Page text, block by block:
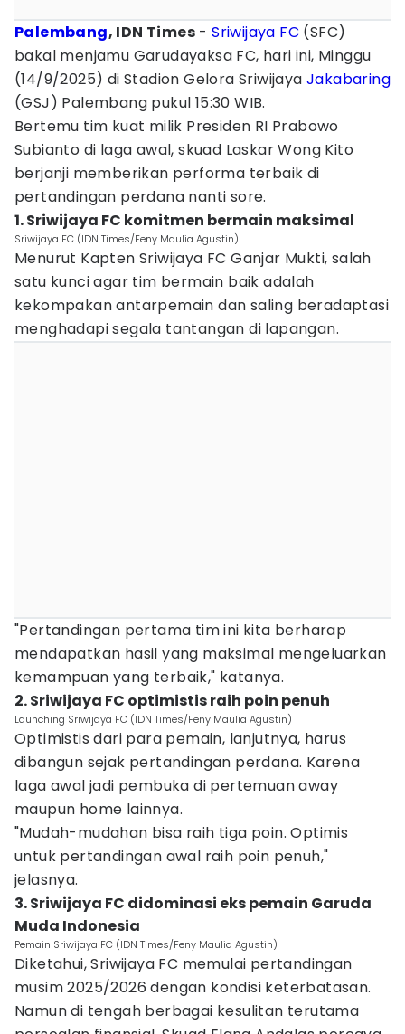
Palembang, IDN Times -Sriwijaya FC (SFC)
bakal menjamu Garudayaksa FC, hari ini, Minggu
(14/9/2025) di Stadion Gelora Sriwijaya Jakabaring
(GSJ) Palembang pukul 15:30 WIB.
Bertemu tim kuat milik Presiden RI Prabowo
Subianto di laga awal, skuad Laskar Wong Kito
berjanji memberikan performa terbaik di
pertandingan perdana nanti sore.
1. Sriwijaya FC komitmen bermain maksimal
Sriwijaya FC (IDN Times/Feny Maulia Agustin)
Menurut Kapten Sriwijaya FC Ganjar Mukti, salah
satu kunci agar tim bermain baik adalah
kekompakan antarpemain dan saling beradaptasi
menghadapi segala tantangan di lapangan.
"Pertandingan pertama tim ini kita berharap
mendapatkan hasil yang maksimal mengeluarkan
kemampuan yang terbaik," katanya.
2. Sriwijaya FC optimistis raih poin penuh
Launching Sriwijaya FC (IDN Times/Feny Maulia Agustin)
Optimistis dari para pemain, lanjutnya, harus
dibangun sejak pertandingan perdana. Karena
laga awal jadi pembuka di pertemuan away
maupun home lainnya.
"Mudah-mudahan bisa raih tiga poin. Optimis
untuk pertandingan awal raih poin penuh,"
jelasnya.
3. Sriwijaya FC didominasi eks pemain Garuda
Muda Indonesia
Pemain Sriwijaya FC (IDN Times/Feny Maulia Agustin)
Diketahui, Sriwijaya FC memulai pertandingan
musim 2025/2026 dengan kondisi keterbatasan.
Namun di tengah berbagai kesulitan terutama